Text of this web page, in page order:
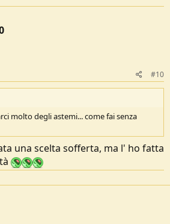
#10
molto degli astemi... come fai senza
una scelta sofferta, ma l' ho fatta